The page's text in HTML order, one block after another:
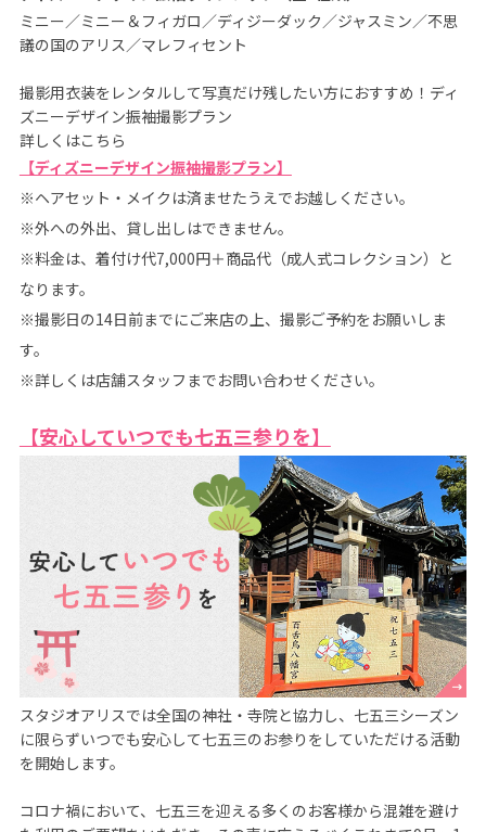
ミニー／ミニー＆フィガロ／ディジーダック／ジャスミン／不思
議の国のアリス／マレフィセント
撮影用衣装をレンタルして写真だけ残したい方におすすめ！ディ
ズニーデザイン振袖撮影プラン
【ディズニーデザイン振袖撮影プラン】
※ヘアセット・メイクは済ませたうえでお越しください。
※外への外出、貸し出しはできません。
※料金は、着付け代7,000円＋商品代（成人式コレクション）と
なります。
※撮影日の14日前までにご来店の上、撮影ご予約をお願いしま
す。
※詳しくは店舗スタッフまでお問い合わせください。
【安心していつでも七五三参りを】
スタジオアリスでは全国の神社・寺院と協力し、七五三シーズン
に限らずいつでも安心して七五三のお参りをしていただける活動
を開始します。
コロナ禍において、七五三を迎える多くのお客様から混雑を避け